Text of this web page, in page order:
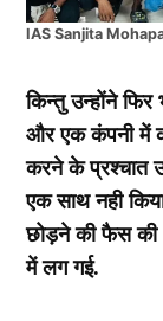
IAS Sanjita
किन्तु उन्होंने फिर
और एक कंपनी में
करने के प्रश्चात
एक साथ नही
छोड़ने की फैस की
में लग गई.